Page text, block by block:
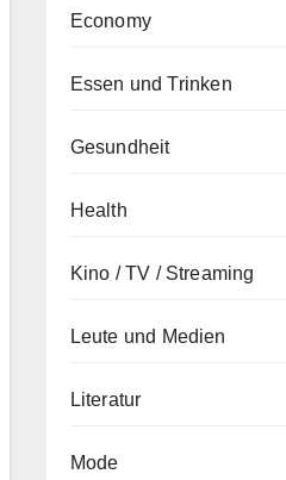
Economy
Essen und Trinken
Gesundheit
Health
Kino / TV / Streaming
Leute und Medien
Literatur
Mode